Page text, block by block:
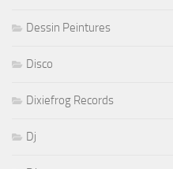
Dessin Peintures
Disco
Dixiefrog Records
Dj